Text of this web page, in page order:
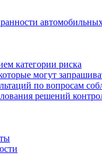
категории риска
могут
по вопросам
решений